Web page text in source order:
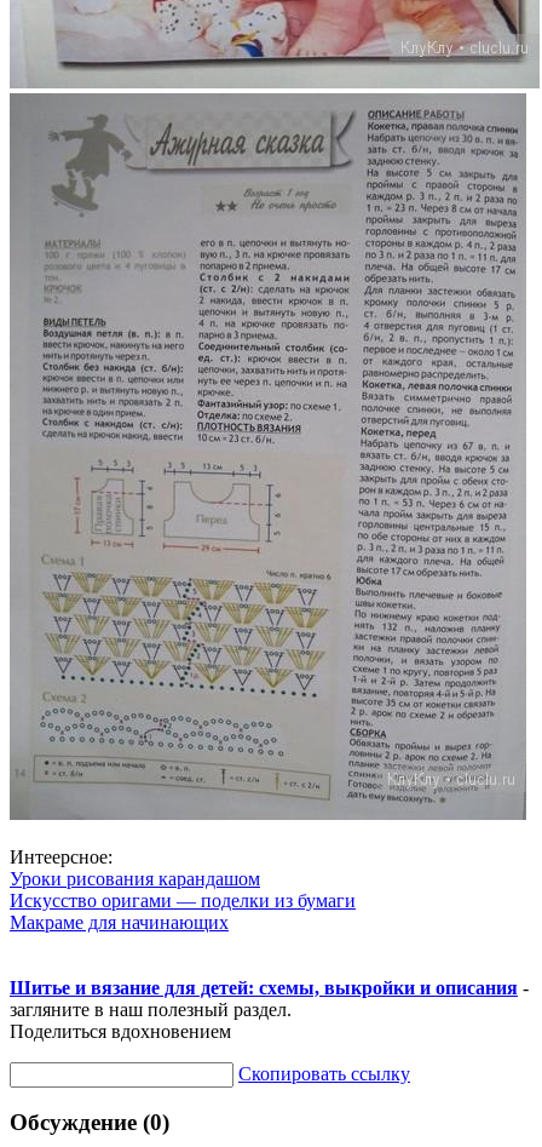
Интеерсное:
Уроки рисования карандашом
Искусство оригами — поделки из бумаги
Макраме для начинающих
Шитье и вязание для детей: схемы, выкройки и описания -
загляните в наш полезный раздел.
Поделиться вдохновением
Скопировать ссылку
Обсуждение (0)